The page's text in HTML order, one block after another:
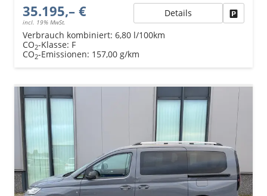
35.195,– €
incl. 19% MwSt.
Details
Verbrauch kombiniert: 6,80 l/100km
CO2-Klasse: F
CO2-Emissionen: 157,00 g/km